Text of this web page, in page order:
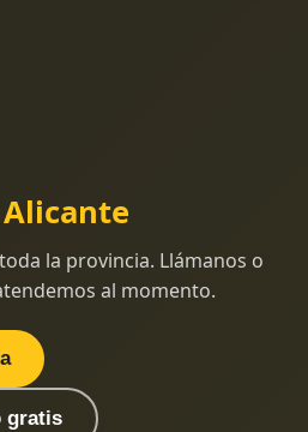
Alicante
la provincia. Llámanos o
al momento.
gratis